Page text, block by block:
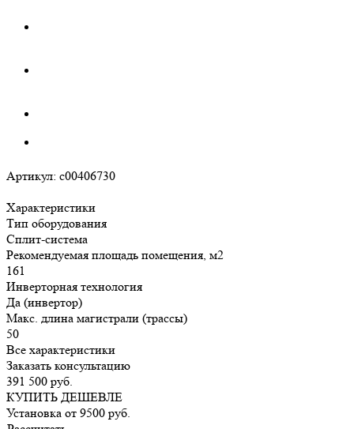
Артикул: c00406730
Характеристики
Тип оборудования
Сплит-система
Рекомендуемая площадь помещения, м2
161
Инверторная технология
Да (инвертор)
Макс. длина магистрали (трассы)
50
Все характеристики
Заказать консультацию
391 500 руб.
КУПИТЬ ДЕШЕВЛЕ
Установка от 9500 руб.